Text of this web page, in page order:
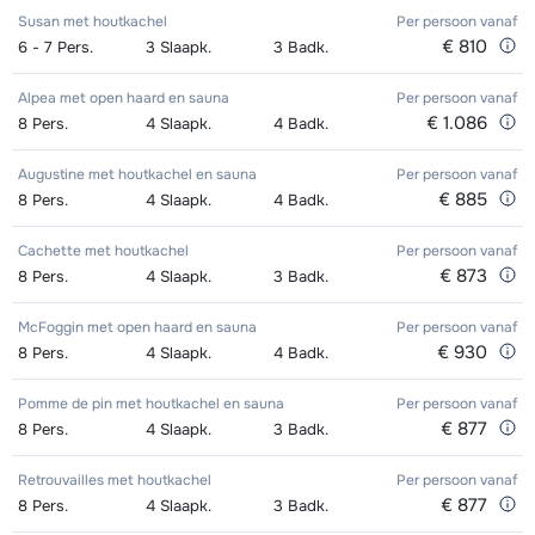
van week
dagen)
van week
Zilver (Evolution) Schoenen (8
dagen)
afhankelijk
van week
dagen)
van week
Mini Kid Ski's + Stokken + Schoenen
(8 dagen)
van week
Mini Kid Ski's + Stokken (8 dagen)
afhankelijk
van week
Mini Kid Schoenen (8 dagen)
afhankelijk
Groepsles Ski Kind (5 t/m 12 jaar) 's
middags - Gemiddeld
€ 245,00
Groepsles Ski Kind (5 t/m 12 jaar) 's
€ 245,00
Susan met houtkachel Per persoonvanaf
6 - 7 Pers. 3 Slaapk. 3 Badk. € 810
Alpea met open haard en sauna Per persoonvanaf
8 Pers. 4 Slaapk. 4 Badk. € 1.086
Augustine met houtkachel en sauna Per persoonvanaf
8 Pers. 4 Slaapk. 4 Badk. € 885
Cachette met houtkachel Per persoonvanaf
8 Pers. 4 Slaapk. 3 Badk. € 873
McFoggin met open haard en sauna Per persoonvanaf
8 Pers. 4 Slaapk. 4 Badk. € 930
Pomme de pin met houtkachel en sauna Per persoonvanaf
8 Pers. 4 Slaapk. 3 Badk. € 877
Retrouvailles met houtkachel Per persoonvanaf
8 Pers. 4 Slaapk. 3 Badk. € 877